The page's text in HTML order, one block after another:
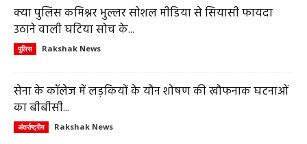
क्या पुलिस कमिश्नर भुल्लर सोशल मीडिया से सियासी फायदा
उठाने वाली घटिया सोच के...
पुलिस Rakshak News
सेना के कॉलेज में लड़कियों के यौन शोषण की खौफनाक घटनाओं
का बीबीसी...
अंतर्राष्ट्रीय Rakshak News